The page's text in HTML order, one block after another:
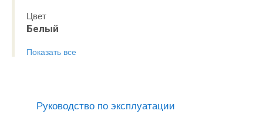
Цвет
Белый
Показать все
Руководство по эксплуатации